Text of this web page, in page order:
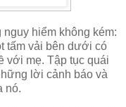
hiểm không kém:
tấm vải bên dưới có
với mẹ. Tập tục quái
lời cảnh báo và
nó.